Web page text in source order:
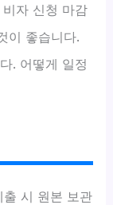
자 신청 마감
이 좋습니다.
. 어떻게 일정
시 원본 보관